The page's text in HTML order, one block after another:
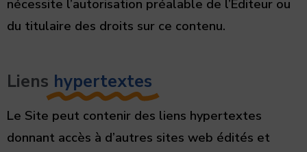
nécessite l’autorisation préalable de l’Éditeur ou
du titulaire des droits sur ce contenu.
Liens hypertextes
Le Site peut contenir des liens hypertextes
donnant accès à d’autres sites web édités et